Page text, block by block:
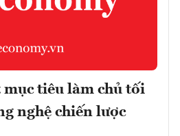
tiêu làm chủ tối
nghệ chiến lược